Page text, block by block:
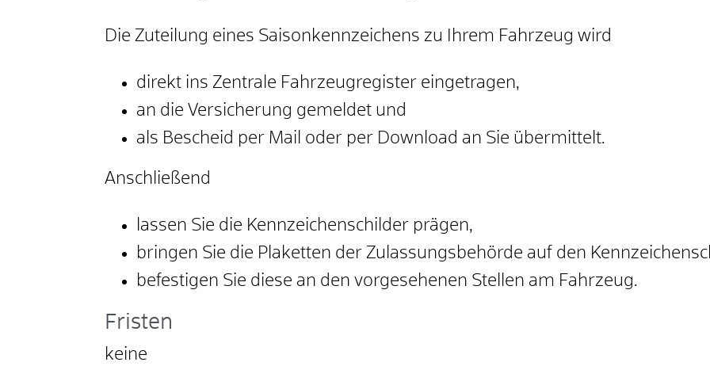
Die Zuteilung eines Saisonkennzeichens zu Ihrem Fahrzeug wird
direkt ins Zentrale Fahrzeugregister eingetragen,
an die Versicherung gemeldet und
als Bescheid per Mail oder per Download an Sie übermittelt.
Anschließend
lassen Sie die Kennzeichenschilder prägen,
bringen Sie die Plaketten der Zulassungsbehörde auf den
befestigen Sie diese an den vorgesehenen Stellen am Fahrzeug.
Fristen
keine